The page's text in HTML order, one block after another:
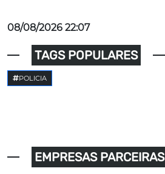
08/08/2026 22:07
TAGS POPULARES
POLICIA
EMPRESAS PARCEIRAS